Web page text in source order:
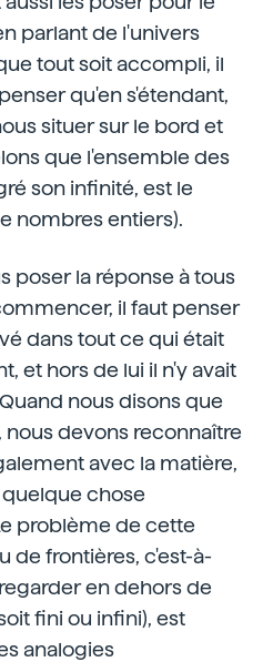
parlant de l'univers
tout soit accompli, il
qu'en s'étendant,
situer sur le bord et
que l'ensemble des
son infinité, est le
nombres entiers).
poser la réponse à tous
il faut penser
dans tout ce qui était
et hors de lui il n'y avait
nous disons que
devons reconnaître
avec la matière,
chose
problème de cette
de frontières, c'est-à-
en dehors de
fini ou infini), est
analogies